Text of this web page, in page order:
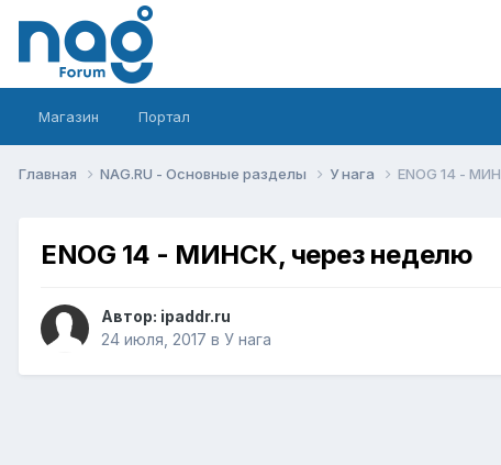
Магазин Портал
Главная NAG.RU - Основные разделы У нага ENOG 14 -
ENOG 14 - МИНСК, через неделю
Автор: ipaddr.ru
24 июля, 2017 в У нага